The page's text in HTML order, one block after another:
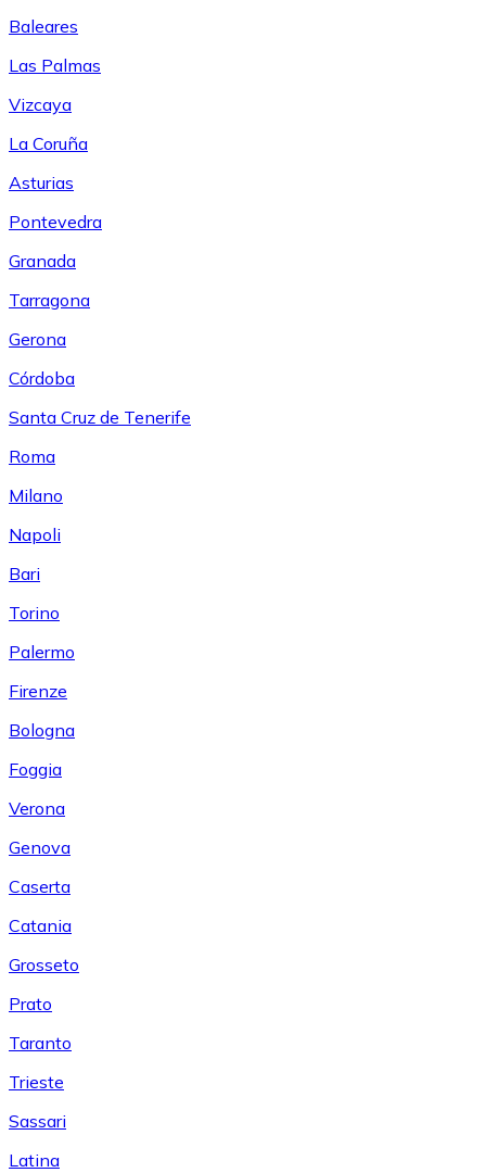
Baleares
Las Palmas
Vizcaya
La Coruña
Asturias
Pontevedra
Granada
Tarragona
Gerona
Córdoba
Santa Cruz de Tenerife
Roma
Milano
Napoli
Bari
Torino
Palermo
Firenze
Bologna
Foggia
Verona
Genova
Caserta
Catania
Grosseto
Prato
Taranto
Trieste
Sassari
Latina